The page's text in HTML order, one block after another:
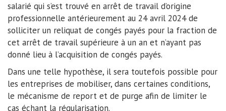
salarié qui s’est trouvé en arrêt de travail d’origine
professionnelle antérieurement au 24 avril 2024 de
solliciter un reliquat de congés payés pour la fraction de
cet arrêt de travail supérieure à un an et n’ayant pas
donné lieu à l’acquisition de congés payés.
Dans une telle hypothèse, il sera toutefois possible pour
les entreprises de mobiliser, dans certaines conditions,
le mécanisme de report et de purge afin de limiter le
cas échant la régularisation.